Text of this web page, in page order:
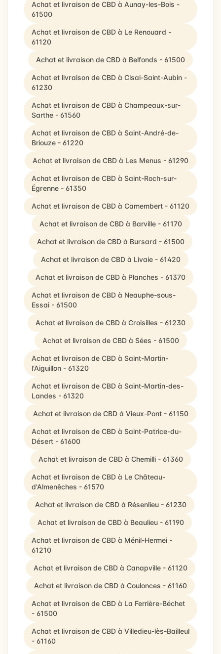
Achat et livraison de CBD à Aunay-les-Bois -
61500
Achat et livraison de CBD à Le Renouard -
61120
Achat et livraison de CBD à Belfonds - 61500
Achat et livraison de CBD à Cisai-Saint-Aubin -
61230
Achat et livraison de CBD à Champeaux-sur-
Sarthe - 61560
Achat et livraison de CBD à Saint-André-de-
Briouze - 61220
Achat et livraison de CBD à Les Menus - 61290
Achat et livraison de CBD à Saint-Roch-sur-
Égrenne - 61350
Achat et livraison de CBD à Camembert - 61120
Achat et livraison de CBD à Barville - 61170
Achat et livraison de CBD à Bursard - 61500
Achat et livraison de CBD à Livaie - 61420
Achat et livraison de CBD à Planches - 61370
Achat et livraison de CBD à Neauphe-sous-
Essai - 61500
Achat et livraison de CBD à Croisilles - 61230
Achat et livraison de CBD à Sées - 61500
Achat et livraison de CBD à Saint-Martin-
l'Aiguillon - 61320
Achat et livraison de CBD à Saint-Martin-des-
Landes - 61320
Achat et livraison de CBD à Vieux-Pont - 61150
Achat et livraison de CBD à Saint-Patrice-du-
Désert - 61600
Achat et livraison de CBD à Chemilli - 61360
Achat et livraison de CBD à Le Château-
d'Almenêches - 61570
Achat et livraison de CBD à Résenlieu - 61230
Achat et livraison de CBD à Beaulieu - 61190
Achat et livraison de CBD à Ménil-Hermei -
61210
Achat et livraison de CBD à Canapville - 61120
Achat et livraison de CBD à Coulonces - 61160
Achat et livraison de CBD à La Ferrière-Béchet
- 61500
Achat et livraison de CBD à Villedieu-lès-Bailleul
- 61160